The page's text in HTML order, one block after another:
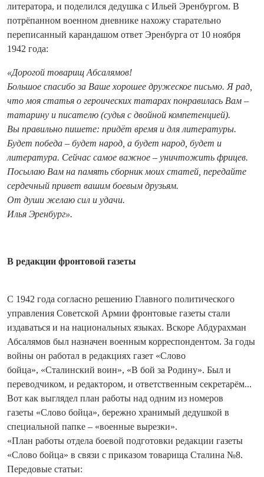
литератора, и поделился дедушка с Ильей Эренбургом. В
потрёпанном военном дневнике нахожу старательно
переписанный карандашом ответ Эренбурга от 10 ноября
1942 года:
«Дорогой товарищ Абсалямов!
Большое спасибо за Ваше хорошее дружеское письмо. Я рад,
что моя статья о героических татарах понравилась Вам –
татарину и писателю (судья с двойной компетенцией).
Вы правильно пишете: придёт время и для литературы.
Будет победа – будет народ, а будет народ, будет и
литература. Сейчас самое важное – уничтожить фрицев.
Посылаю Вам на память сборник моих статей, передайте
сердечный привет вашим боевым друзьям.
От души желаю сил и удачи.
Илья Эренбург».
В редакции фронтовой газеты
С 1942 года согласно решению Главного политического
управления Советской Армии фронтовые газеты стали
издаваться и на национальных языках. Вскоре Абдурахман
Абсалямов был назначен военным корреспондентом. За годы
войны он работал в редакциях газет «Слово
бойца», «Сталинский воин», «В бой за Родину». Был и
переводчиком, и редактором, и ответственным секретарём...
Вот как выглядел план работы над одним из номеров
газеты «Слово бойца», бережно хранимый дедушкой в
специальной папке – «военные вырезки».
«План работы отдела боевой подготовки редакции газеты
«Слово бойца» в связи с приказом товарища Сталина №8.
Передовые статьи: